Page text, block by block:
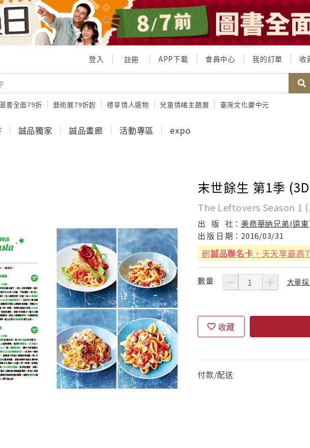
登入 註冊 APP下載 會員中心 我的訂單 收
圖書全面79折 藝術展79折起 禮享情人選物 兒童情緒主題展 臺灣文化慶中元
誠品獨家 誠品畫廊 活動專區 expo
末世餘生 第1季
The Leftovers Season 1
出 版 社：美商華納兄弟(遠
出 版 日 期： 2016/03/31
刷誠品聯名卡 ，天天享最高
數量 大量
收藏
付款/配送